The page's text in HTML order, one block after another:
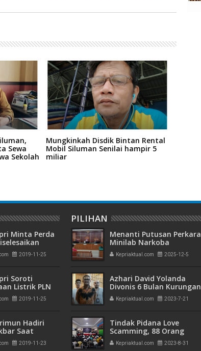
Sewa
Sekolah
Mungkinkah Disdik Bintan Rental
Mobil Siluman Senilai hampir 5
miliar
Minta Perda
2019-11-25
Soroti
Listrik PLN
2019-11-25
Hadiri
Saat
Sebanyak
2019-11-23
PILIHAN
Menanti Putusan Perkara
Minilab Narkoba
Terdakwa Touzen
"Loloskah dari Hukuman
Kepriaktual.com 2025-12-5
Azhari David Yolanda
Divonis 6 Bulan Kurungan
dan Rehabilitasi 10 Bulan
Kepriaktual.com 2023-7-21
Tindak Pidana Love
Scamming, 88 Orang
Pelaku Ditangkap Polda
Kepri dan Polisi Cina di
Kepriaktual.com 2023-8-31